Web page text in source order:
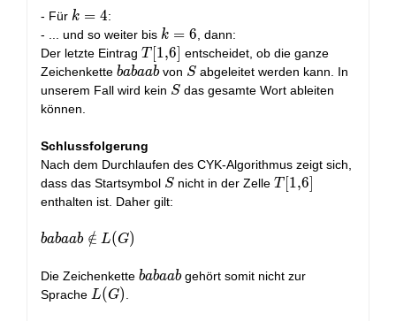
\times B
- Für k
=
4
k = 4:
- ... und so weiter bis k
=
6
k = 6, dann:
Der letzte Eintrag T[1,6]
T 1,6
entscheidet, ob die ganze
Zeichenkette babaab
babaabvon S
Sabgeleitet werden kann. In
unserem Fall wird kein S
Sdas gesamte Wort ableiten
können.
Schlussfolgerung
Nach dem Durchlaufen des CYK-Algorithmus zeigt sich,
dass das Startsymbol S
Snicht in der Zelle T[1,6]
T 1,6
enthalten ist. Daher gilt:
babaab
L(G)
babaab ∈
/ L(G)
Die Zeichenkette babaab
babaabgehört somit nicht zur
Sprache L(G)
L(G).